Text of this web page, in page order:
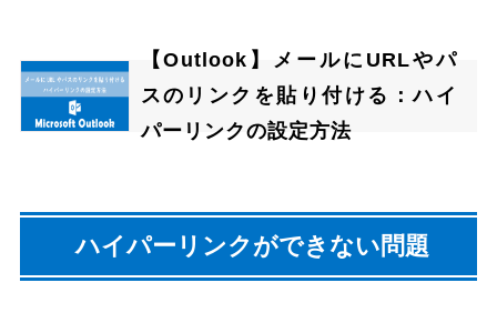
【Outlook】メールにURLやパ
スのリンクを貼り付ける：ハイ
パーリンクの設定方法
ハイパーリンクができない問題